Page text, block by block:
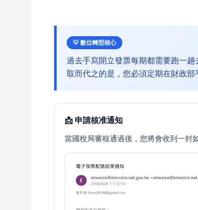
💡 數位轉型核心
過去手寫開立發票每期都需要跑一趟
取而代之的是，您必須定期在財政部
📩 申請核准通知
當國稅局審核通過後，您將會收到一封